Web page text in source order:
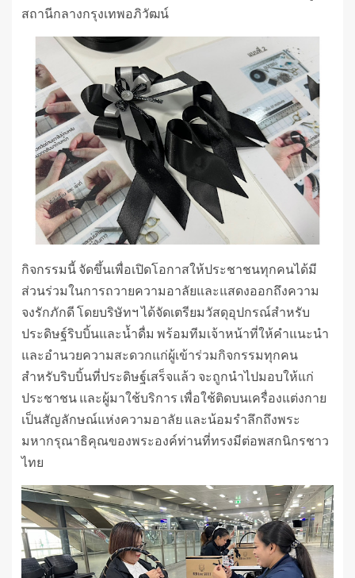
สถานีกลางกรุงเทพอภิวัฒน์
กิจกรรมนี้ จัดขึ้นเพื่อเปิดโอกาสให้ประชาชนทุกคนได้มี
ส่วนร่วมในการถวายความอาลัยและแสดงออกถึงความ
จงรักภักดี โดยบริษัทฯ ได้จัดเตรียมวัสดุอุปกรณ์สำหรับ
ประดิษฐ์ริบบิ้นและน้ำดื่ม พร้อมทีมเจ้าหน้าที่ให้คำแนะนำ
และอำนวยความสะดวกแก่ผู้เข้าร่วมกิจกรรมทุกคน
สำหรับริบบิ้นที่ประดิษฐ์เสร็จแล้ว จะถูกนำไปมอบให้แก่
ประชาชน และผู้มาใช้บริการ เพื่อใช้ติดบนเครื่องแต่งกาย
เป็นสัญลักษณ์แห่งความอาลัย และน้อมรำลึกถึงพระ
มหากรุณาธิคุณของพระองค์ท่านที่ทรงมีต่อพสกนิกรชาว
ไทย